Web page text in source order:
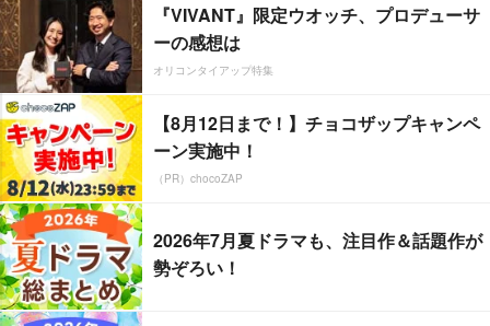
『VIVANT』限定ウオッチ、プロデューサ
ーの感想は
オリコンタイアップ特集
【8月12日まで！】チョコザップキャンペ
ーン実施中！
（PR）chocoZAP
2026年7月夏ドラマも、注目作＆話題作が
勢ぞろい！